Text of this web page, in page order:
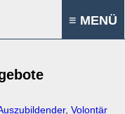
≡ MENÜ
, Volontär